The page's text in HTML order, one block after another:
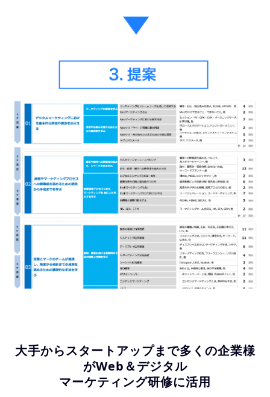
大手からスタートアップまで多くの企業様
がWeb＆デジタル
マーケティング研修に活用